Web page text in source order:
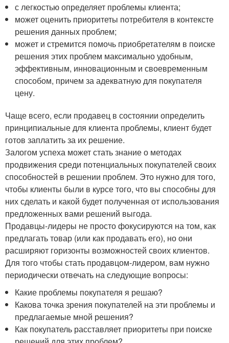
с легкостью определяет проблемы клиента;
может оценить приоритеты потребителя в контексте
решения данных проблем;
может и стремится помочь приобретателям в поиске
решения этих проблем максимально удобным,
эффективным, инновационным и своевременным
способом, причем за адекватную для покупателя
цену.
Чаще всего, если продавец в состоянии определить
принципиальные для клиента проблемы, клиент будет
готов заплатить за их решение.
Залогом успеха может стать знание о методах
продвижения среди потенциальных покупателей своих
способностей в решении проблем. Это нужно для того,
чтобы клиенты были в курсе того, что вы способны для
них сделать и какой будет полученная от использования
предложенных вами решений выгода.
Продавцы-лидеры не просто фокусируются на том, как
предлагать товар (или как продавать его), но они
расширяют горизонты возможностей своих клиентов.
Для того чтобы стать продавцом-лидером, вам нужно
периодически отвечать на следующие вопросы:
Какие проблемы покупателя я решаю?
Какова точка зрения покупателей на эти проблемы и
предлагаемые мной решения?
Как покупатель расставляет приоритеты при поиске